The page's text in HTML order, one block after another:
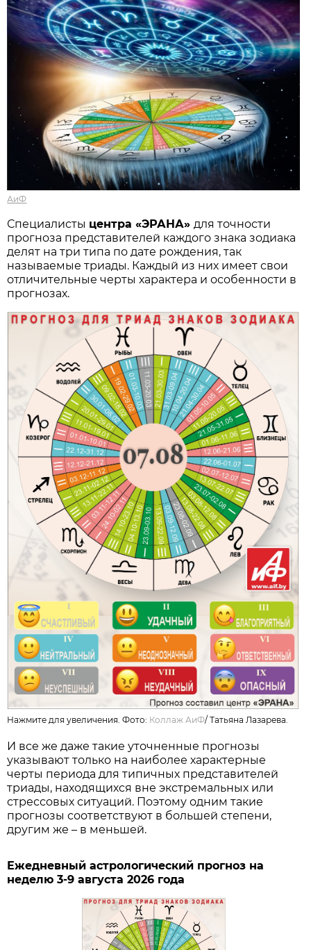
АиФ
Специалисты центра «ЭРАНА»для точности
прогноза представителей каждого знака зодиака
делят на три типа по дате рождения, так
называемые триады. Каждый из них имеет свои
отличительные черты характера и особенности в
прогнозах.
Нажмите для увеличения. Фото: Коллаж АиФ/Татьяна Лазарева.
И все же даже такие уточненные прогнозы
указывают только на наиболее характерные
черты периода для типичных представителей
триады, находящихся вне экстремальных или
стрессовых ситуаций. Поэтому одним такие
прогнозы соответствуют в большей степени,
другим же – в меньшей.
Ежедневный астрологический прогноз на
неделю 3-9 августа 2026 года